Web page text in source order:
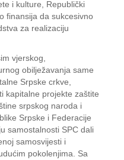
i kulture, Republički
finansija da sukcesivno
za realizaciju
vjerskog,
obilježavanja same
Srpske crkve,
kapitalne projekte zaštite
srpskog naroda i
Srpske i Federacije
samostalnosti SPC dali
samosvijesti i
pokolenjima. Sa